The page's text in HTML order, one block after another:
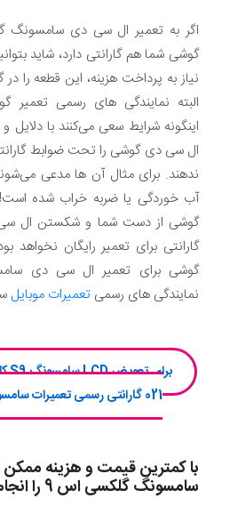
گوشی شما هم گارانتی دارد، شاید
نیاز به پرداخت هزینه، این قطعه را
البته نمایندگی های رسمی
اینگونه شرایط سعی می‌کنند با
ال سی دی گوشی را تحت ضوابط
ندهند. برای مثال آن ها مدعی
آب خوردگی یا ضربه خراب شده است!
گوشی از دست شما و شکستن ال
گارانتی برای تعمیر رایگان
نمایندگی های رسمی تعمیرات موبایل
021 گارانتی رسمی تعمیرات سامسونگ تماس بگیر
با کمترین قیمت و هزینه
سامسونگ گلکسی اس 9 را انجام دهید!